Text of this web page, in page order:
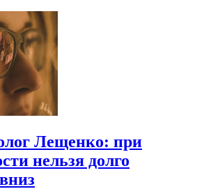
Лещенко: при
нельзя долго